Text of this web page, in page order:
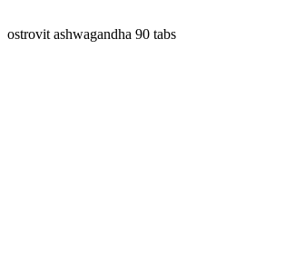
ostrovit ashwagandha 90 tabs